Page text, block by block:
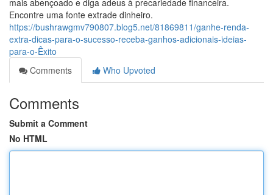
mais abençoado e diga adeus à precariedade financeira.
Encontre uma fonte extrade dinheiro.
https://bushrawgmv790807.blog5.net/81869811/ganhe-renda-
extra-dicas-para-o-sucesso-receba-ganhos-adicionais-ideias-
para-o-Êxito
Comments
Who Upvoted
Comments
Submit a Comment
No HTML